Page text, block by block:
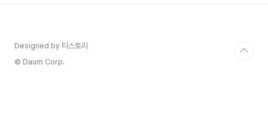
Designed by 티스토리
© Daum Corp.